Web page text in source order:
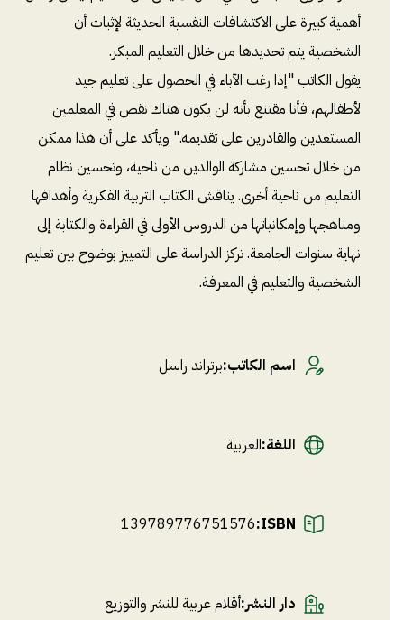
أهمية كبيرة على الاكتشافات النفسية الحديثة لإثبات أن
الشخصية يتم تحديدها من خلال التعليم المبكر.
يقول الكاتب "إذا رغب الآباء في الحصول على تعليم جيد
لأطفالهم، فأنا مقتنع بأنه لن يكون هناك نقص في المعلمين
المستعدين والقادرين على تقديمه." ويأكد على أن هذا ممكن
من خلال تحسين مشاركة الوالدين من ناحية، وتحسين نظام
التعليم من ناحية أخرى. يناقش الكتاب التربية الفكرية وأهدافها
ومناهجها وإمكانياتها من الدروس الأولى في القراءة والكتابة إلى
نهاية سنوات الجامعة. تركز الدراسة على التمييز بوضوح بين تعليم
الشخصية والتعليم في المعرفة.
اسم الكاتب:برتراند راسل
اللغة:العربية
ISBN:
139789776751576
دار النشر:أقلام عربية للنشر والتوزيع